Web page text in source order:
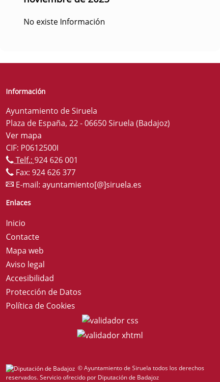
No existe Información
Información
Ayuntamiento de Siruela
Plaza de España, 22 - 06650 Siruela (Badajoz)
Ver mapa
CIF: P0612500I
Telf.: 924 626 001
Fax: 924 626 377
E-mail: ayuntamiento[@]siruela.es
Enlaces
Inicio
Contacte
Mapa web
Aviso legal
Accesibilidad
Protección de Datos
Política de Cookies
© Ayuntamiento de Siruela todos los derechos
reservados.Servicio ofrecido por Diputación de Badajoz